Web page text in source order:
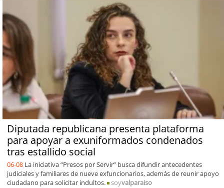
Diputada republicana presenta plataforma
para apoyar a exuniformados condenados
tras estallido social
06-08 La iniciativa “Presos por Servir” busca difundir antecedentes
judiciales y familiares de nueve exfuncionarios, además de reunir apoyo
ciudadano para solicitar indultos.
soyvalparaiso